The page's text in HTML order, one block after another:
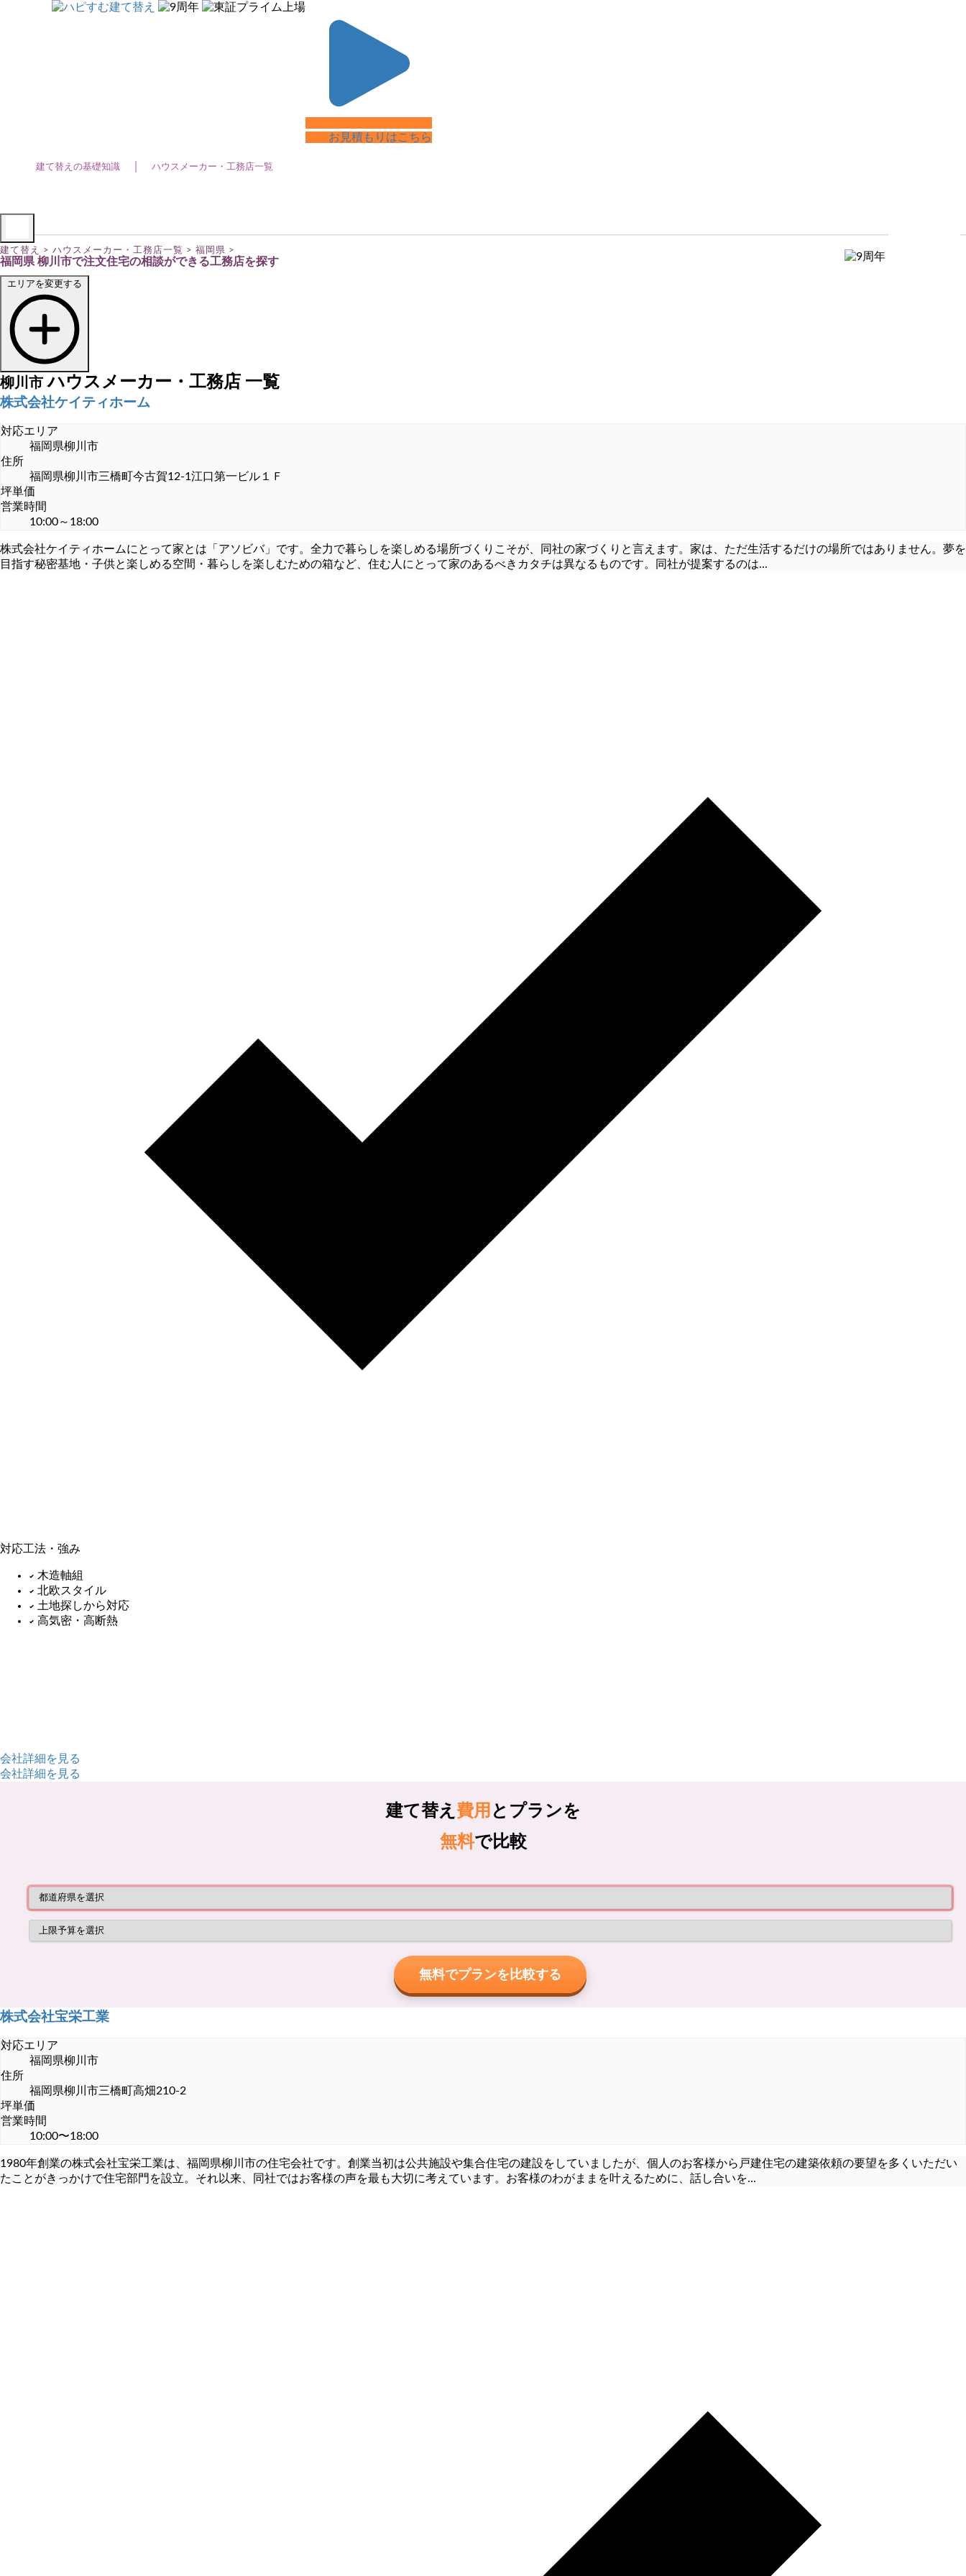
建て替え費用 (22)
3階建て住宅 (10)
ZEH住宅 (2)
ローコスト住宅 (13)
二世帯住宅 (12)
平屋住宅 (9)
注文住宅見積もり (3)
耐震・免震・制震住宅 (3)
輸入住宅 (2)
高気密・高断熱住宅 (9)
土地購入 (21)
お見積もりはこちら
建て替えの基礎知識 ハウスメーカー・工務店一覧
建て替え > ハウスメーカー・工務店一覧 > 福岡県 >
福岡県 柳川市で注文住宅の相談ができる工務店を探す
エリアを変更する
柳川市 ハウスメーカー・工務店 一覧
株式会社ケイティホーム
対応エリア
福岡県柳川市
住所
福岡県柳川市三橋町今古賀12-1江口第一ビル１Ｆ
坪単価
営業時間
10:00～18:00
株式会社ケイティホームにとって家とは「アソビバ」です。全力で暮らしを楽しめる場所づくりこそが、同社の家づくりと言えます。家は、ただ生活するだけの場所ではありません。夢を
目指す秘密基地・子供と楽しめる空間・暮らしを楽しむための箱など、住む人にとって家のあるべきカタチは異なるものです。同社が提案するのは...
対応工法・強み
木造軸組
北欧スタイル
土地探しから対応
高気密・高断熱
会社詳細を見る
会社詳細を見る
建て替え 費用 とプランを
無料で比較
無料でプランを比較する
株式会社宝栄工業
対応エリア
福岡県柳川市
住所
福岡県柳川市三橋町高畑210-2
坪単価
営業時間
10:00〜18:00
1980年創業の株式会社宝栄工業は、福岡県柳川市の住宅会社です。創業当初は公共施設や集合住宅の建設をしていましたが、個人のお客様から戸建住宅の建築依頼の要望を多くいただい
たことがきっかけで住宅部門を設立。それ以来、同社ではお客様の声を最も大切に考えています。お客様のわがままを叶えるために、話し合いを...